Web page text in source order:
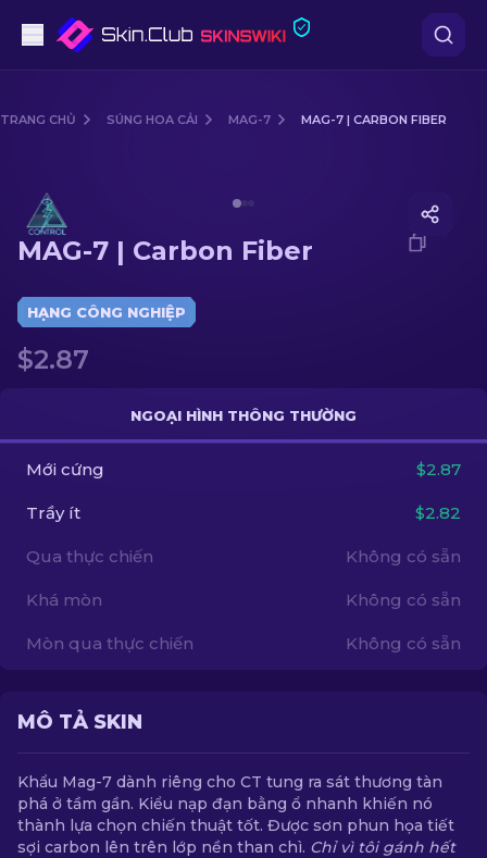
Súng trường Bắn tỉa
Dao
Găng tay
Khác
TRANG CHỦ SÚNG HOA CẢI MAG-7 MAG-7 | CARBON FIBER
MAG-7 | Carbon Fiber
HẠNG CÔNG NGHIỆP
$2.87
NGOẠI HÌNH THÔNG THƯỜNG
Mới cứng $2.87
Trầy ít $2.82
Qua thực chiến Không có sẵn
Khá mòn Không có sẵn
Mòn qua thực chiến Không có sẵn
MÔ TẢ SKIN
Khẩu Mag-7 dành riêng cho CT tung ra sát thương tàn
phá ở tầm gần. Kiểu nạp đạn bằng ổ nhanh khiến nó
thành lựa chọn chiến thuật tốt. Được sơn phun họa tiết
sợi carbon lên trên lớp nền than chì. Chỉ vì tôi gánh hết